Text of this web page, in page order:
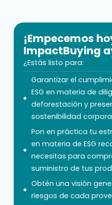
¡Empecemos
ImpactBuying
¿Estás listo para:
Garantizar el
ESG en materia de
deforestación y
sostenibilidad
Pon en práctica tu
en materia de ESG
necesitas para
suministro de tus
Obtén una visión
riesgos de cada